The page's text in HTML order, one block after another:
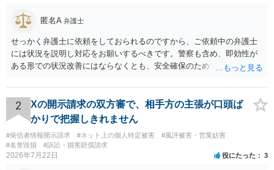
匿名A 弁護士
せっかく弁護士に依頼をしておられるのですから、ご依頼中の弁護士
には状況を説明し対応をお願いするべきです。警察も含め、即効性が
ある形での状況改善にはならなくとも、安全確保のためできることは
2
Xの開示請求の双方審で、相手方の主張が口頭ば
かりで把握しきれません
#発信者情報開示請求 #ネット上の個人特定被害
#風評被害・営業妨害
#名誉毀損
#訴訟・損害賠償請求
2026年7月22日 役にたった 3